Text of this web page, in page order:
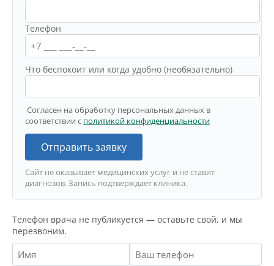
Телефон
Что беспокоит или когда удобно (необязательно)
Согласен на обработку персональных данных в
соответствии с политикой конфиденциальности
Отправить заявку
Сайт не оказывает медицинских услуг и не ставит
диагнозов. Запись подтверждает клиника.
Телефон врача не публикуется — оставьте свой, и мы
перезвоним.